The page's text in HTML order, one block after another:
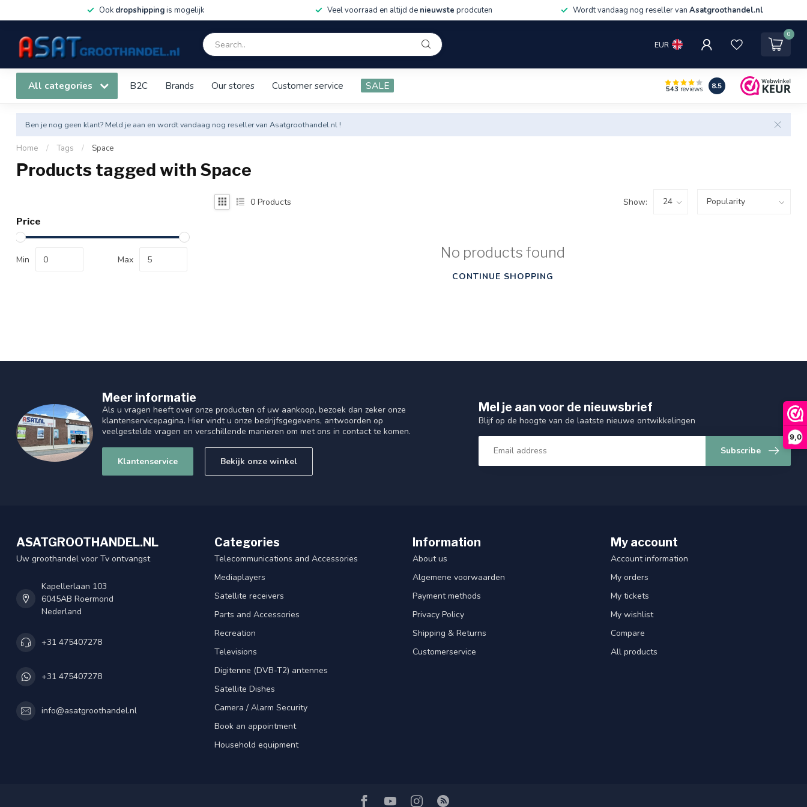
9,0
Ook dropshippingis mogelijk Veel voorraad en altijd de nieuwste prodcuten Wordt vandaag nog reseller van Asatgroothandel.nl
EUR
0
All categories B2C Brands Our stores Customer service SALE 543 reviews 8.5
Ben je nog geen klant? Meld je aan en wordt vandaag nog reseller van Asatgroothandel.nl !
Home / Tags / Space
Products tagged with Space
Price
Min Max
0 Products Show:
No products found
CONTINUE SHOPPING
Meer informatie
Als u vragen heeft over onze producten of uw aankoop, bezoek dan zeker onze
klantenservicepagina. Hier vindt u onze bedrijfsgegevens, antwoorden op
veelgestelde vragen en verschillende manieren om met ons in contact te komen.
Klantenservice Bekijk onze winkel
Mel je aan voor de nieuwsbrief
Blijf op de hoogte van de laatste nieuwe ontwikkelingen
Subscribe
ASATGROOTHANDEL.NL
Uw groothandel voor Tv ontvangst
Kapellerlaan 103
6045AB Roermond
Nederland
+31 475407278
+31 475407278
info@asatgroothandel.nl
Categories
Telecommunications and Accessories
Mediaplayers
Satellite receivers
Parts and Accessories
Recreation
Televisions
Digitenne (DVB-T2) antennes
Satellite Dishes
Camera / Alarm Security
Book an appointment
Household equipment
Information
About us
Algemene voorwaarden
Payment methods
Privacy Policy
Shipping & Returns
Customerservice
My account
Account information
My orders
My tickets
My wishlist
Compare
All products